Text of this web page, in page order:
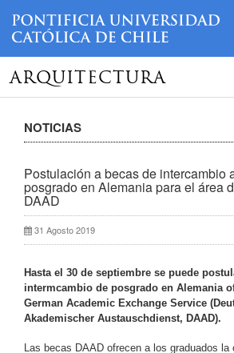
ARQUITECTURA
NOTICIAS
Postulación a becas de intercambio
posgrado en Alemania para el área
DAAD
31 Agosto 2019
Hasta el 30 de septiembre se puede
intermcambio de posgrado en Alemania
German Academic Exchange Service
Akademischer Austauschdienst, DAAD).
Las becas DAAD ofrecen a los graduados la